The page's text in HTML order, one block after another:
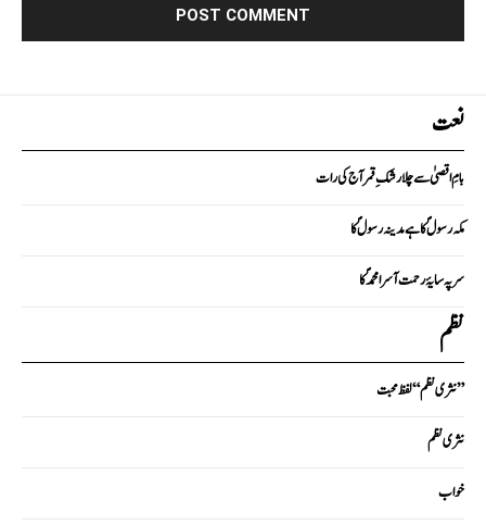
نعت
بامِ اقصیٰ سے چلا رشکِ قمر آج کی رات
مکہ رسولؐ کا ہے مدینہ رسولؐ کا
سر پہ سایۂ رحمت آسرا محمدؐ کا
نظم
نثری نظم “لفظ محبت”
نثری نظم
خواب